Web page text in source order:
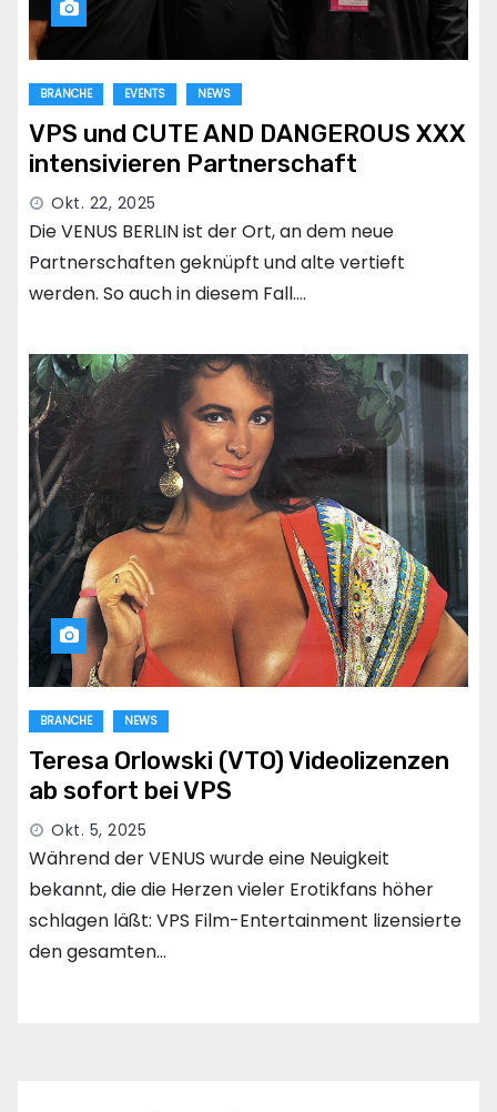
BRANCHE EVENTS NEWS
VPS und CUTE AND DANGEROUS XXX
intensivieren Partnerschaft
Okt. 22, 2025
Die VENUS BERLIN ist der Ort, an dem neue
Partnerschaften geknüpft und alte vertieft
werden. So auch in diesem Fall.…
BRANCHE NEWS
Teresa Orlowski (VTO) Videolizenzen
ab sofort bei VPS
Okt. 5, 2025
Während der VENUS wurde eine Neuigkeit
bekannt, die die Herzen vieler Erotikfans höher
schlagen läßt: VPS Film-Entertainment lizensierte
den gesamten…